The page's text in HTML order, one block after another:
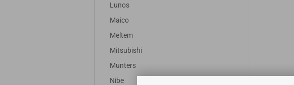
Lunos
Maico
Meltem
Mitsubishi
Munters
Nibe